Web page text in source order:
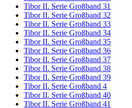
Tibor II. Serie Großband 31
Tibor II. Serie Großband 32
Tibor II. Serie Großband 33
Tibor II. Serie Großband 34
Tibor II. Serie Großband 35
Tibor II. Serie Großband 36
Tibor II. Serie Großband 37
Tibor II. Serie Großband 38
Tibor II. Serie Großband 39
Tibor II. Serie Großband 4
Tibor II. Serie Großband 40
Tibor II. Serie Großband 41